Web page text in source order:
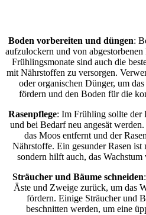
Boden vorbereiten und düngen:
aufzulockern und von
Frühlingsmonate sind auch die
mit Nährstoffen zu versorgen.
oder organischen Dünger, um
fördern und den Boden für die
Rasenpflege: Im Frühling sollte der
und bei Bedarf neu angesät
das Moos entfernt und der
Nährstoffe. Ein gesunder Rasen
sondern hilft auch, das
Sträucher und Bäume schneiden
Äste und Zweige zurück, um das
fördern. Einige Sträucher und
beschnitten werden, um eine